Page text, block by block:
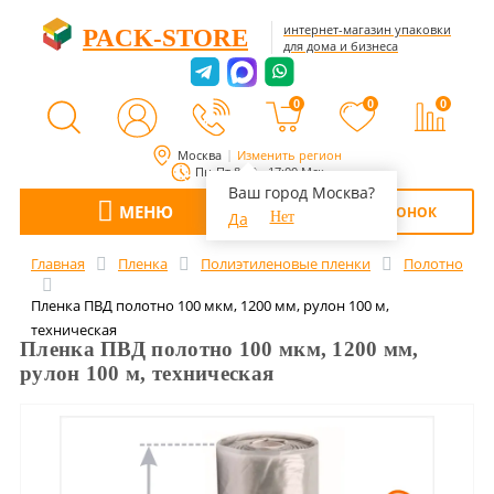
Москва Изменить регион
Ваш город Москва?
Да
Нет
Пн-Пт 8:00 - 17:00 Мск
PACK-STORE
интернет-магазин упаковки
для дома и бизнеса
0 0 0
МЕНЮ ОБРАТНЫЙ ЗВОНОК
Главная Пленка Полиэтиленовые пленки Полотно
Пленка ПВД полотно 100 мкм, 1200 мм, рулон 100 м,
техническая
Пленка ПВД полотно 100 мкм, 1200 мм,
рулон 100 м, техническая